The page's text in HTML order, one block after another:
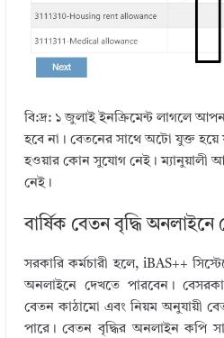
বি:দ্র: ১ জুলাই ইনক্রিমেন্ট লাগলে
হবে না। বেতনের সাথে অটো যুক্ত হয়ে
হওয়ার কোন সুযোগ নেই। ম্যানুয়ালী
নেই।
বার্ষিক বেতন বৃদ্ধি
সরকারি কর্মচারী হলে, iBAS++
অনলাইনে দেখতে পারবেন।
বেতন কাঠামো এবং নিয়ম অনুযায়ী
পারে। বেতন বৃদ্ধির অনলাইন কপি